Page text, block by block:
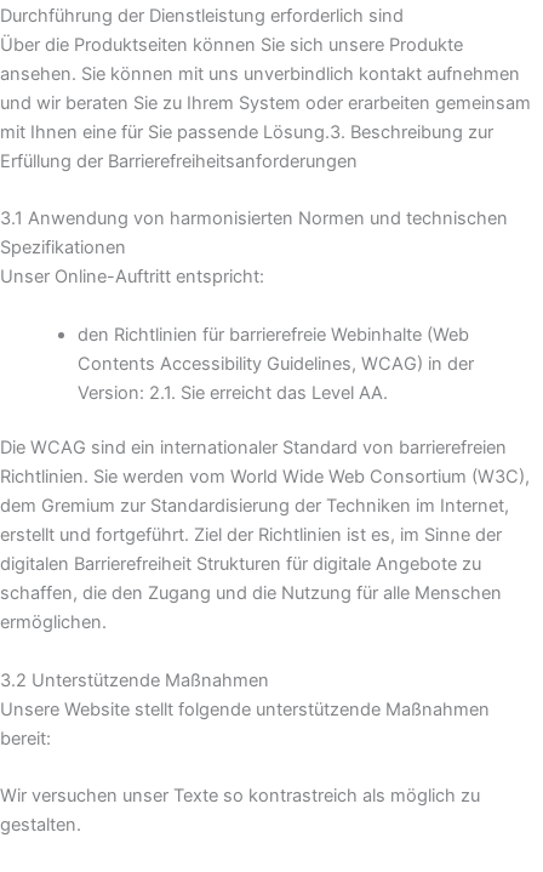
Durchführung der Dienstleistung erforderlich sind
Über die Produktseiten können Sie sich unsere Produkte
ansehen. Sie können mit uns unverbindlich kontakt aufnehmen
und wir beraten Sie zu Ihrem System oder erarbeiten gemeinsam
mit Ihnen eine für Sie passende Lösung.3. Beschreibung zur
Erfüllung der Barrierefreiheitsanforderungen
3.1 Anwendung von harmonisierten Normen und technischen
Spezifikationen
Unser Online-Auftritt entspricht:
den Richtlinien für barrierefreie Webinhalte (Web
Contents Accessibility Guidelines, WCAG) in der
Version: 2.1. Sie erreicht das Level AA.
Die WCAG sind ein internationaler Standard von barrierefreien
Richtlinien. Sie werden vom World Wide Web Consortium (W3C),
dem Gremium zur Standardisierung der Techniken im Internet,
erstellt und fortgeführt. Ziel der Richtlinien ist es, im Sinne der
digitalen Barrierefreiheit Strukturen für digitale Angebote zu
schaffen, die den Zugang und die Nutzung für alle Menschen
ermöglichen.
3.2 Unterstützende Maßnahmen
Unsere Website stellt folgende unterstützende Maßnahmen
bereit:
Wir versuchen unser Texte so kontrastreich als möglich zu
gestalten.